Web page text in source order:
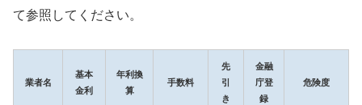
て参照してください。
業者名
基本
金利
年利換
算
手数料
先
引
き
金融
庁登
録
危険度